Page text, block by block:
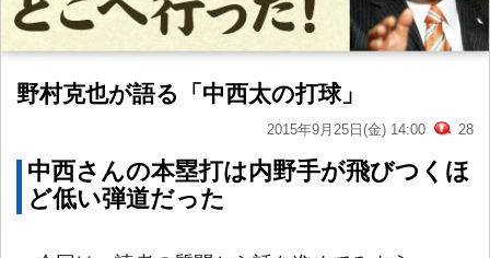
野村克也が語る「中西太の打球」
2015年9月25日(金) 14:00 28
中西さんの本塁打は内野手が飛びつくほ
ど低い弾道だった